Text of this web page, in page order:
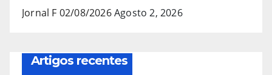
Jornal F 02/08/2026Agosto 2, 2026
Artigos recentes